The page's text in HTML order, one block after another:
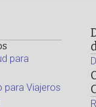
para
para Viajeros